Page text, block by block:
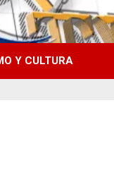
Y CULTURA